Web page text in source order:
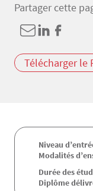
Partager cette
Télécharger le
Niveau
Modalités
Durée des
Diplôme